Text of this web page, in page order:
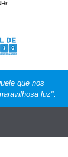
que nos
luz".